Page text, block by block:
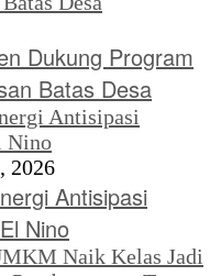
Dukung Program
Batas Desa
2026
Antisipasi
Nino